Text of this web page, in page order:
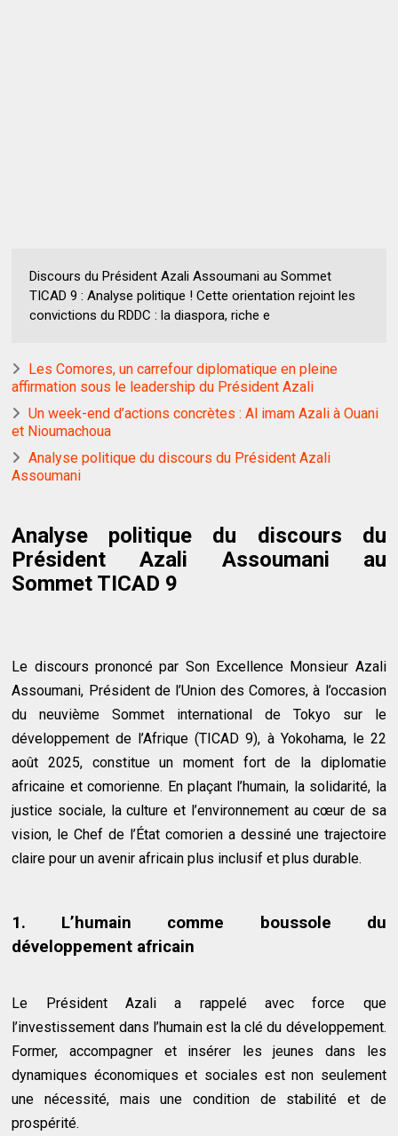
Discours du Président Azali Assoumani au Sommet
TICAD 9 : Analyse politique ! Cette orientation rejoint les
convictions du RDDC : la diaspora, riche e
Les Comores, un carrefour diplomatique en pleine
affirmation sous le leadership du Président Azali
Un week-end d’actions concrètes : Al imam Azali à Ouani
et Nioumachoua
Analyse politique du discours du Président Azali
Assoumani
Analyse politique du discours du
Président Azali Assoumani au
Sommet TICAD 9
Le discours prononcé par Son Excellence Monsieur Azali
Assoumani, Président de l’Union des Comores, à l’occasion
du neuvième Sommet international de Tokyo sur le
développement de l’Afrique (TICAD 9), à Yokohama, le 22
août 2025, constitue un moment fort de la diplomatie
africaine et comorienne. En plaçant l’humain, la solidarité, la
justice sociale, la culture et l’environnement au cœur de sa
vision, le Chef de l’État comorien a dessiné une trajectoire
claire pour un avenir africain plus inclusif et plus durable.
1. L’humain comme boussole du
développement africain
Le Président Azali a rappelé avec force que
l’investissement dans l’humain est la clé du développement.
Former, accompagner et insérer les jeunes dans les
dynamiques économiques et sociales est non seulement
une nécessité, mais une condition de stabilité et de
prospérité.